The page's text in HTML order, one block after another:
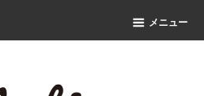
メニュー